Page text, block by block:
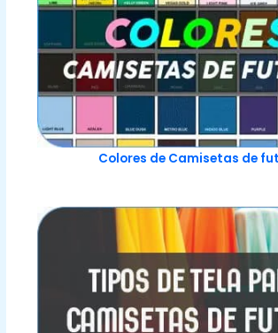
Colores de Camisetas de